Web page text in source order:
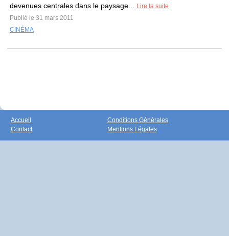
devenues centrales dans le paysage...
Lire la suite
Publié le 31 mars 2011
CINÉMA
Accueil
Contact
Conditions Générales
Mentions Légales